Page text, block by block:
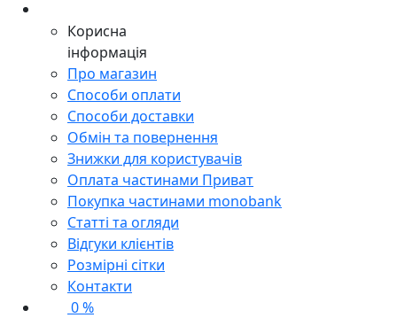
Корисна
інформація
Про магазин
Способи оплати
Способи доставки
Обмін та повернення
Знижки для користувачів
Оплата частинами Приват
Покупка частинами monobank
Статті та огляди
Відгуки клієнтів
Розмірні сітки
Контакти
0 %